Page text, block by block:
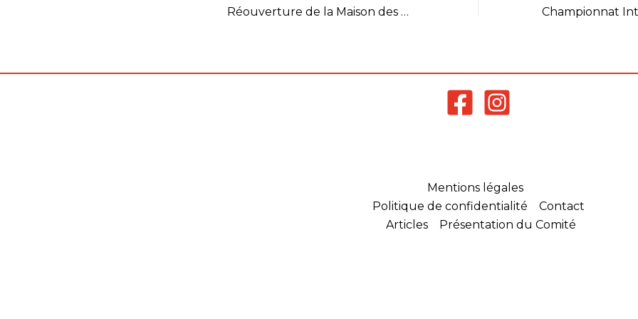
Réouverture de la Maison des Sports
Mentions légales
Politique de confidentialité
Contact
Articles
Présentation du Comité